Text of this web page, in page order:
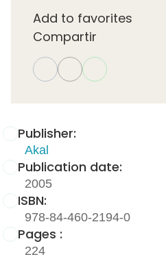
Publisher:
Akal
Publication date:
2005
ISBN:
978-84-460-2194-0
Pages :
224
Add to favorites
Compartir